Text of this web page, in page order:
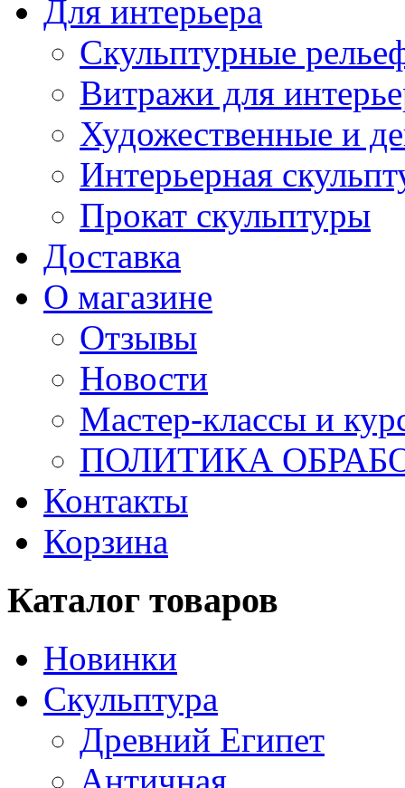
Для интерьера
Скульптурные
Витражи для
Художественные и
Интерьерная
Прокат скульптуры
Доставка
О магазине
Отзывы
Новости
Мастер-классы и
ПОЛИТИКА
Контакты
Корзина
Каталог товаров
Новинки
Скульптура
Древний Египет